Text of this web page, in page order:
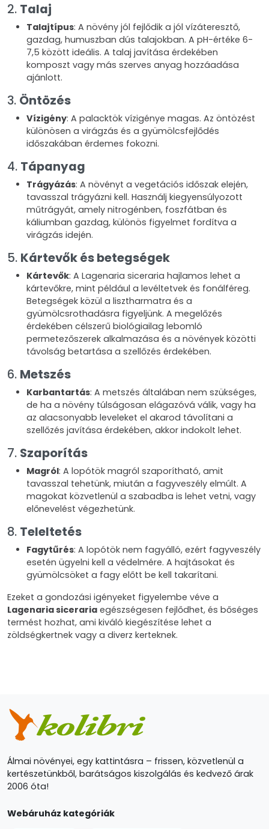
2. Talaj
Talajtípus: A növény jól fejlődik a jól vízáteresztő,
gazdag, humuszban dús talajokban. A pH-értéke 6-
7,5 között ideális. A talaj javítása érdekében
komposzt vagy más szerves anyag hozzáadása
ajánlott.
3. Öntözés
Vízigény: A palacktök vízigénye magas. Az öntözést
különösen a virágzás és a gyümölcsfejlődés
időszakában érdemes fokozni.
4. Tápanyag
Trágyázás: A növényt a vegetációs időszak elején,
tavasszal trágyázni kell. Használj kiegyensúlyozott
műtrágyát, amely nitrogénben, foszfátban és
káliumban gazdag, különös figyelmet fordítva a
virágzás idején.
5. Kártevők és betegségek
Kártevők: A Lagenaria siceraria hajlamos lehet a
kártevőkre, mint például a levéltetvek és fonálféreg.
Betegségek közül a lisztharmatra és a
gyümölcsrothadásra figyeljünk. A megelőzés
érdekében célszerű biológiailag lebomló
permetezőszerek alkalmazása és a növények közötti
távolság betartása a szellőzés érdekében.
6. Metszés
Karbantartás: A metszés általában nem szükséges,
de ha a növény túlságosan elágazóvá válik, vagy ha
az alacsonyabb leveleket el akarod távolítani a
szellőzés javítása érdekében, akkor indokolt lehet.
7. Szaporítás
Magról: A lopótök magról szaporítható, amit
tavasszal tehetünk, miután a fagyveszély elmúlt. A
magokat közvetlenül a szabadba is lehet vetni, vagy
előnevelést végezhetünk.
8. Teleltetés
Fagytűrés: A lopótök nem fagyálló, ezért fagyveszély
esetén ügyelni kell a védelmére. A hajtásokat és
gyümölcsöket a fagy előtt be kell takarítani.
Ezeket a gondozási igényeket figyelembe véve a
Lagenaria siceraria egészségesen fejlődhet, és bőséges
termést hozhat, ami kiváló kiegészítése lehet a
zöldségkertnek vagy a diverz kerteknek.
Álmai növényei, egy kattintásra – frissen, közvetlenül a
kertészetünkből, barátságos kiszolgálás és kedvező árak
2006 óta!
Webáruház kategóriák